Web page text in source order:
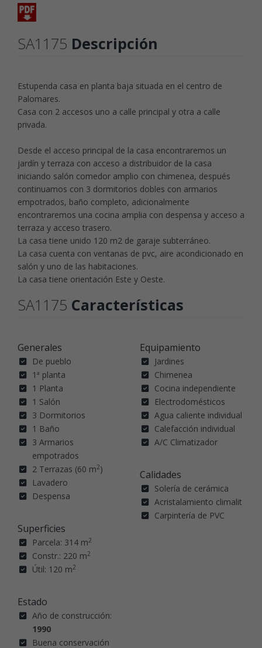
SA1175 Descripción
Estupenda casa en planta baja situada en el centro de
Palomares.
Casa con 2 accesos uno a calle principal y otra a calle
privada.
Desde el acceso principal de la casa encontraremos un
jardín y terraza con acceso a distribuidor de la casa
iniciando salón comedor amplio con chimenea, después
continuamos con 3 dormitorios dobles con armarios
empotrados, baño completo, adicionalmente
encontraremos una cocina amplia con despensa y acceso a
terraza y acceso trasero.
La casa tiene unido 120 m2 de garaje subterráneo.
La casa cuenta con ventanas de pvc, aire acondicionado en
salón y uno de las habitaciones.
La casa tiene orientación Este y Oeste.
SA1175 Características
Generales
De pueblo
1ª planta
1 Planta
1 Salón
3 Dormitorios
1 Baño
3 Armarios
empotrados
2 Terrazas (60 m2)
Lavadero
Despensa
Superficies
Parcela: 314 m2
Constr.: 220 m2
Útil: 120 m2
Estado
Año de construcción:
1990
Buena conservación
Equipamiento
Jardines
Chimenea
Cocina independiente
Electrodomésticos
Agua caliente individual
Calefacción individual
A/C Climatizador
Calidades
Solería de cerámica
Acristalamiento climalit
Carpintería de PVC